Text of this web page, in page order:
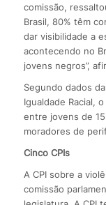
comissão,
Brasil, 80% têm
dar visibilidade a
acontecendo no
jovens negros”,
Segundo dados
Igualdade Racial,
entre jovens de
moradores de
Cinco CPIs
A CPI sobre a
comissão